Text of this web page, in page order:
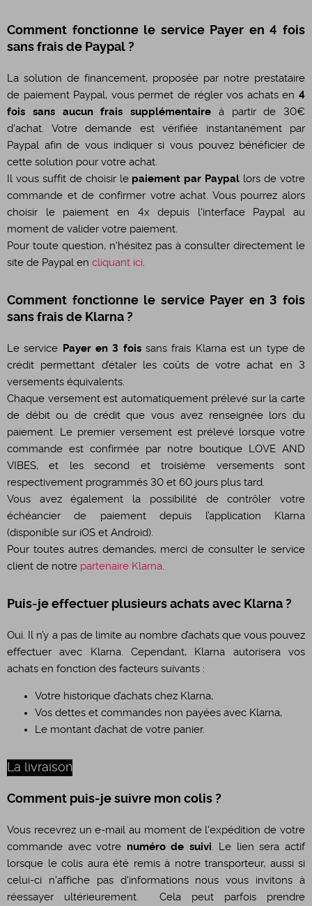
Comment fonctionne le service Payer en 4 fois
sans frais de Paypal ?
La solution de financement, proposée par notre prestataire
de paiement Paypal, vous permet de régler vos achats en 4
fois sans aucun frais supplémentaire à partir de 30€
d'achat. Votre demande est vérifiée instantanément par
Paypal afin de vous indiquer si vous pouvez bénéficier de
cette solution pour votre achat.
Il vous suffit de choisir le paiement par Paypal lors de votre
commande et de confirmer votre achat. Vous pourrez alors
choisir le paiement en 4x depuis l'interface Paypal au
moment de valider votre paiement.
Pour toute question, n'hésitez pas à consulter directement le
site de Paypal en cliquant ici.
Comment fonctionne le service Payer en 3 fois
sans frais de Klarna ?
Le service Payer en 3 foissans frais Klarna est un type de
crédit permettant d’étaler les coûts de votre achat en 3
versements équivalents.
Chaque versement est automatiquement prélevé sur la carte
de débit ou de crédit que vous avez renseignée lors du
paiement. Le premier versement est prélevé lorsque votre
commande est confirmée par notre boutique LOVE AND
VIBES, et les second et troisième versements sont
respectivement programmés 30 et 60 jours plus tard.
Vous avez également la possibilité de contrôler votre
échéancier de paiement depuis l’application Klarna
(disponible sur iOS et Android).
Pour toutes autres demandes, merci de consulter le service
client de notre partenaire Klarna.
Puis-je effectuer plusieurs achats avec Klarna ?
Oui. Il n’y a pas de limite au nombre d’achats que vous pouvez
effectuer avec Klarna. Cependant, Klarna autorisera vos
achats en fonction des facteurs suivants :
Votre historique d’achats chez Klarna,
Vos dettes et commandes non payées avec Klarna,
Le montant d’achat de votre panier.
La livraison
Comment puis-je suivre mon colis ?
Vous recevrez un e-mail au moment de l'expédition de votre
commande avec votre numéro de suivi. Le lien sera actif
lorsque le colis aura été remis à notre transporteur, aussi si
celui-ci n'affiche pas d'informations nous vous invitons à
réessayer ultérieurement. Cela peut parfois prendre